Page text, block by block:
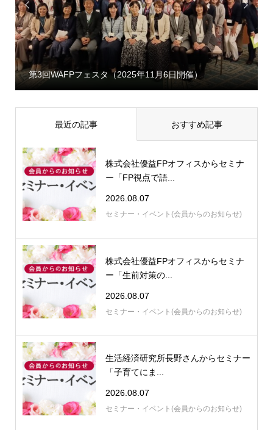

第3回WAFPフェスタ（2025年11月6日開催）

最近の記事 おすすめ記事
株式会社優益FPオフィスからセミナ
ー「FP視点で語...
2026.08.07
セミナー・イベント(会員からのお知らせ)
株式会社優益FPオフィスからセミナ
ー「生前対策の...
2026.08.07
セミナー・イベント(会員からのお知らせ)
生活経済研究所長野さんからセミナー
「子育てにま...
2026.08.07
セミナー・イベント(会員からのお知らせ)